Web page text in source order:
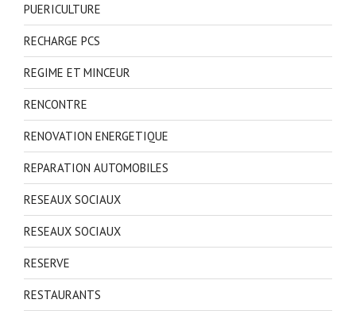
PUERICULTURE
RECHARGE PCS
REGIME ET MINCEUR
RENCONTRE
RENOVATION ENERGETIQUE
REPARATION AUTOMOBILES
RESEAUX SOCIAUX
RESEAUX SOCIAUX
RESERVE
RESTAURANTS